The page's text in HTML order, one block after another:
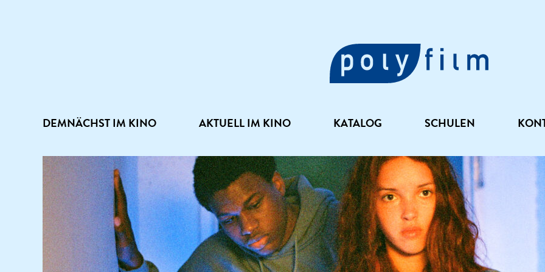
DEMNÄCHST IM KINO AKTUELL IM KINO KATALOG SCHULEN